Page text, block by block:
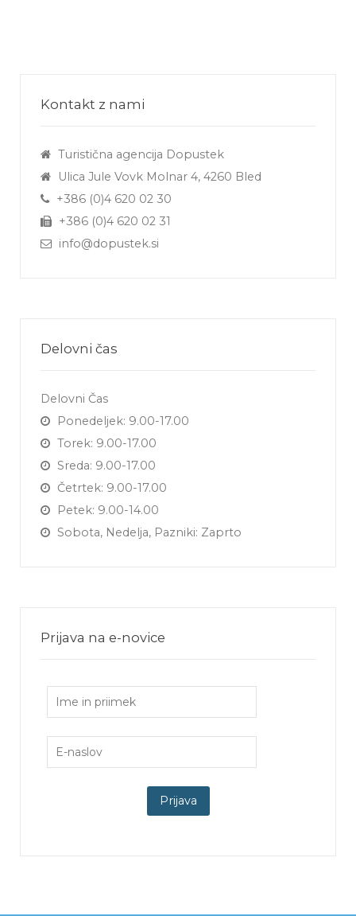
Kontakt z nami
Turistična agencija Dopustek
Ulica Jule Vovk Molnar 4, 4260 Bled
+386 (0)4 620 02 30
+386 (0)4 620 02 31
info@dopustek.si
Delovni čas
Delovni Čas
Ponedeljek: 9.00-17.00
Torek: 9.00-17.00
Sreda: 9.00-17.00
Četrtek: 9.00-17.00
Petek: 9.00-14.00
Sobota, Nedelja, Pazniki: Zaprto
Prijava na e-novice